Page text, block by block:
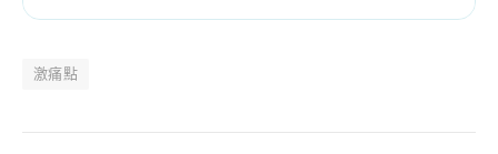
激痛點